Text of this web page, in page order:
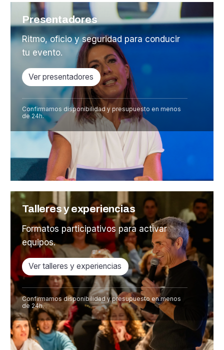
Presentadores
Ritmo, oficio y seguridad para conducir
tu evento.
Ver presentadores
Confirmamos disponibilidad y presupuesto en menos
de 24h.
Talleres y experiencias
Formatos participativos para activar
equipos.
Ver talleres y experiencias
Confirmamos disponibilidad y presupuesto en menos
de 24h.